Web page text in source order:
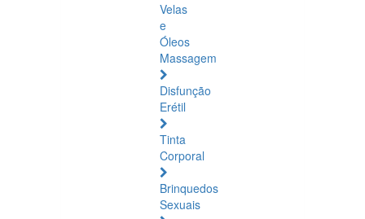
Velas
e
Óleos
Massagem
Disfunção
Erétil
Tinta
Corporal
Brinquedos
Sexuais